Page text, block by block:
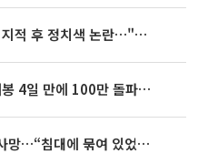
김희철, '뒤집힌 태극기' 지적 후 정치색 논란…"좌우 떠나 우리나라 국기"
놀란 감독 '오디세이', 개봉 4일 만에 100만 돌파⋯'왕사남' 보다 빠르다
천안 교회서 11세 아동 사망…“침대에 묶여 있었다” 진술 확보